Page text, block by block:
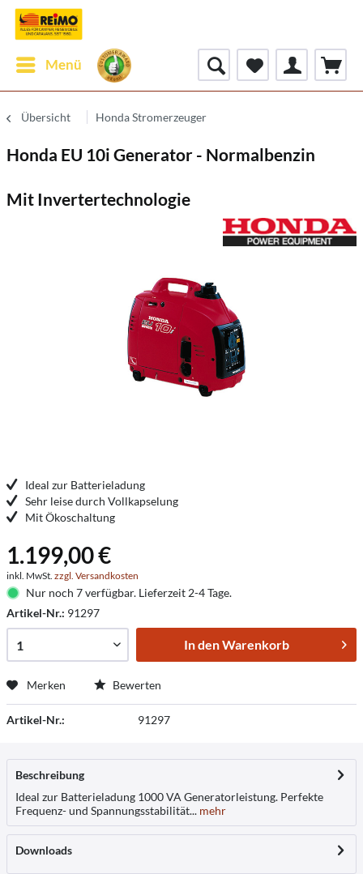
Menü
Übersicht Honda Stromerzeuger
Honda EU 10i Generator - Normalbenzin
Mit Invertertechnologie
Ideal zur Batterieladung
Sehr leise durch Vollkapselung
Mit Ökoschaltung
1.199,00 €
inkl. MwSt. zzgl. Versandkosten
Nur noch 7 verfügbar. Lieferzeit 2-4 Tage.
Artikel-Nr.: 91297
In denWarenkorb
Merken Bewerten
Artikel-Nr.: 91297
Beschreibung
Ideal zur Batterieladung 1000 VA Generatorleistung. Perfekte
Frequenz- und Spannungsstabilität... mehr
Downloads